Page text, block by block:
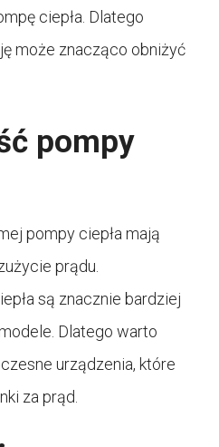
ciepła. Dlatego
może znacząco obniżyć
pompy
pompy ciepła mają
prądu.
są znacznie bardziej
Dlatego warto
urządzenia, które
za prąd.